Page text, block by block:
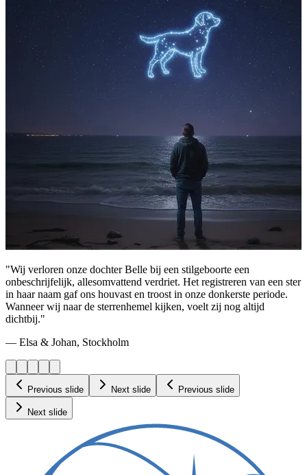
"Wij verloren onze dochter Belle bij een stilgeboorte een
onbeschrijfelijk, allesomvattend verdriet. Het registreren van een ster
in haar naam gaf ons houvast en troost in onze donkerste periode.
Wanneer wij naar de sterrenhemel kijken, voelt zij nog altijd
dichtbij."
— Elsa & Johan, Stockholm
Previous slide Next slide Previous slide
Next slide